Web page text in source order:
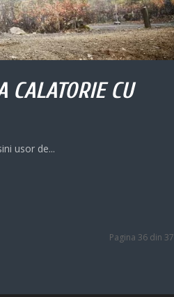
CALATORIE CU
usor de...
Pagina 36 din 37